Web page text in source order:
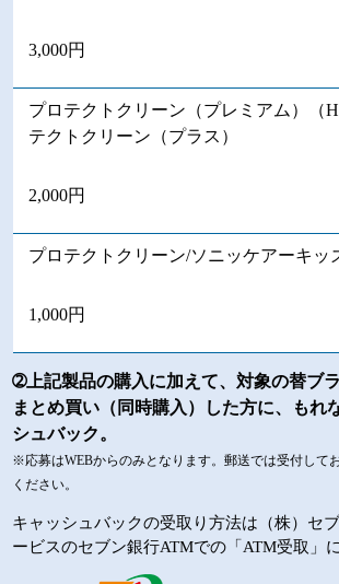
3,000円
プロテクトクリーン（プレミアム）（
テクトクリーン（プラス）
2,000円
プロテクトクリーン/ソニッケアーキッ
1,000円
➁上記製品の購入に加えて、対象の替ブ
まとめ買い（同時購入）した方に、もれ
シュバック。
※応募はWEBからのみとなります。郵送では受付して
ください。
キャッシュバックの受取り方法は（株）セ
ービスのセブン銀行ATMでの「ATM受取」